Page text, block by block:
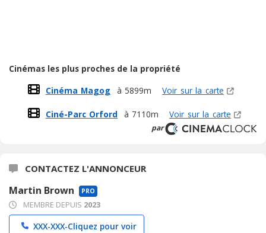
Cinémas les plus proches de la propriété
Cinéma Magog
à 5899m Voir sur la carte
Ciné-Parc Orford à 7110m Voir sur la carte
par
CONTACTEZ L'ANNONCEUR
Martin Brown PRO
MEMBRE DEPUIS 2023
XXX-XXX-Cliquez pour voir